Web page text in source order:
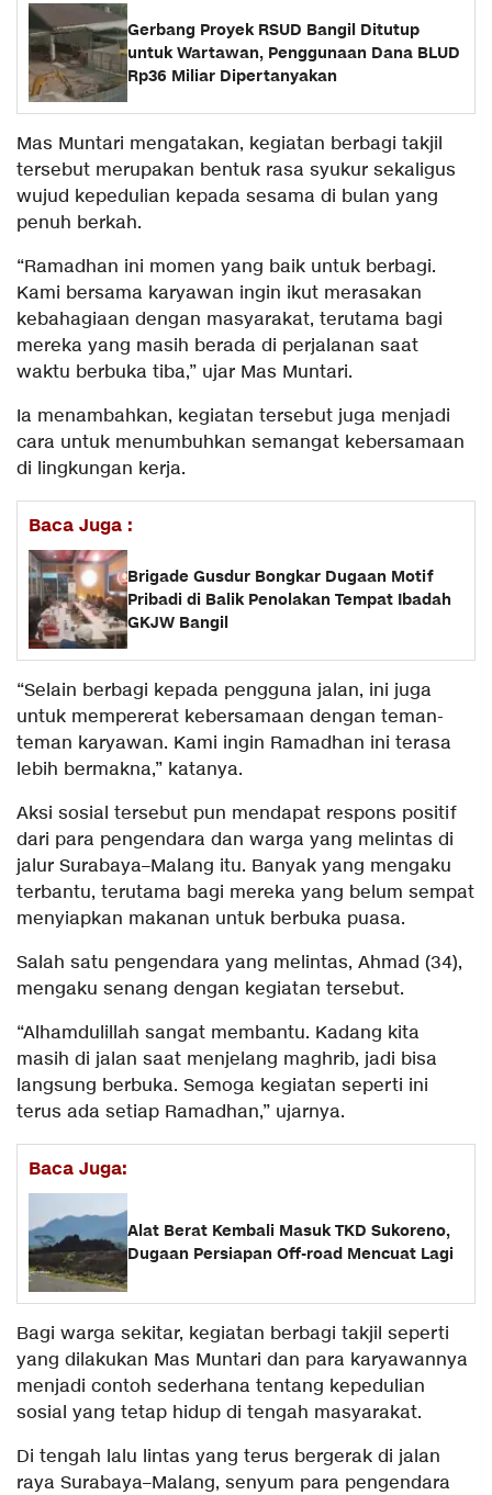
Gerbang Proyek RSUD Bangil Ditutup
untuk Wartawan, Penggunaan Dana BLUD
Rp36 Miliar Dipertanyakan
Mas Muntari mengatakan, kegiatan berbagi takjil
tersebut merupakan bentuk rasa syukur sekaligus
wujud kepedulian kepada sesama di bulan yang
penuh berkah.
“Ramadhan ini momen yang baik untuk berbagi.
Kami bersama karyawan ingin ikut merasakan
kebahagiaan dengan masyarakat, terutama bagi
mereka yang masih berada di perjalanan saat
waktu berbuka tiba,” ujar Mas Muntari.
Ia menambahkan, kegiatan tersebut juga menjadi
cara untuk menumbuhkan semangat kebersamaan
di lingkungan kerja.
Baca Juga :
Brigade Gusdur Bongkar Dugaan Motif
Pribadi di Balik Penolakan Tempat Ibadah
GKJW Bangil
“Selain berbagi kepada pengguna jalan, ini juga
untuk mempererat kebersamaan dengan teman-
teman karyawan. Kami ingin Ramadhan ini terasa
lebih bermakna,” katanya.
Aksi sosial tersebut pun mendapat respons positif
dari para pengendara dan warga yang melintas di
jalur Surabaya–Malang itu. Banyak yang mengaku
terbantu, terutama bagi mereka yang belum sempat
menyiapkan makanan untuk berbuka puasa.
Salah satu pengendara yang melintas, Ahmad (34),
mengaku senang dengan kegiatan tersebut.
“Alhamdulillah sangat membantu. Kadang kita
masih di jalan saat menjelang maghrib, jadi bisa
langsung berbuka. Semoga kegiatan seperti ini
terus ada setiap Ramadhan,” ujarnya.
Baca Juga:
Alat Berat Kembali Masuk TKD Sukoreno,
Dugaan Persiapan Off-road Mencuat Lagi
Bagi warga sekitar, kegiatan berbagi takjil seperti
yang dilakukan Mas Muntari dan para karyawannya
menjadi contoh sederhana tentang kepedulian
sosial yang tetap hidup di tengah masyarakat.
Di tengah lalu lintas yang terus bergerak di jalan
raya Surabaya–Malang, senyum para pengendara